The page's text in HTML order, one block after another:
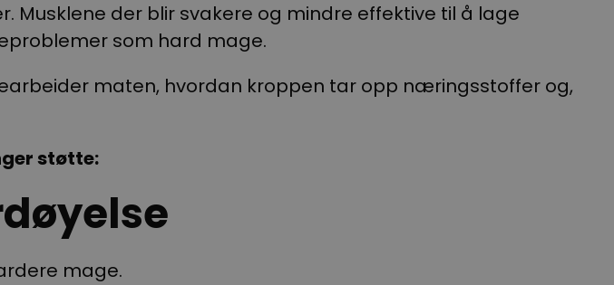
Musklene der blir svakere og mindre effektive til å lage
som hard mage.
maten, hvordan kroppen tar opp næringsstoffer og,
støtte:
mage.